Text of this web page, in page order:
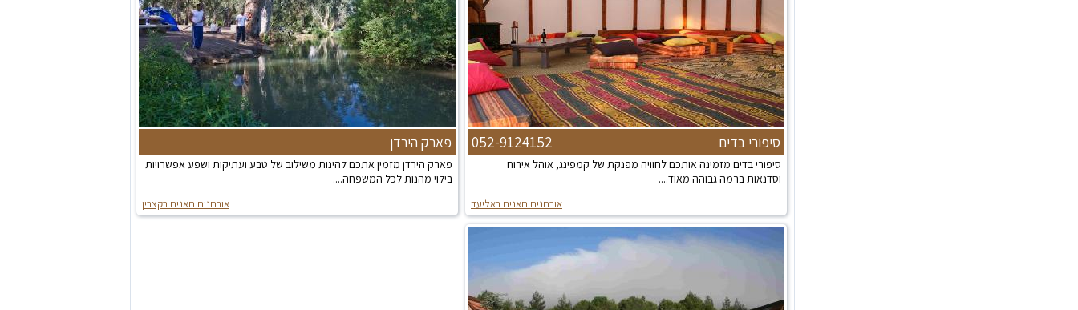
סיפורי בדים 052-9124152
סיפורי בדים מזמינה אותכם לחוויה מפנקת של קמפינג, אוהל אירוח
וסדנאות ברמה גבוהה מאוד....
אורחנים חאנים באליעד
פארק הירדן
פארק הירדן מזמין אתכם להינות משילוב של טבע ועתיקות ושפע אפשרויות
בילוי מהנות לכל המשפחה....
אורחנים חאנים בקצרין